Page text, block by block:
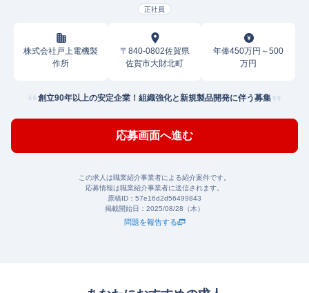
正社員
株式会社戸上電機製
作所
〒840-0802佐賀県
佐賀市大財北町
年俸450万円～500
万円
創立90年以上の安定企業！組織強化と新規製品開発に伴う募集
応募画面へ進む
この求人は職業紹介事業者による紹介案件です。
応募情報は職業紹介事業者に送信されます。
原稿ID： 57e16d2d56499843
掲載開始日： 2025/08/28（木）
問題を報告する